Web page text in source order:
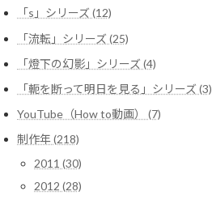
「s」シリーズ (12)
「流転」シリーズ (25)
「燈下の幻影」シリーズ (4)
「軛を断って明日を見る」シリーズ (3)
YouTube（How to動画） (7)
制作年 (218)
2011 (30)
2012 (28)